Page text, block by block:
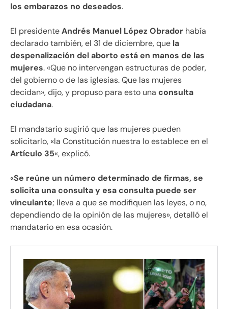
los embarazos no deseados.
El presidenteAndrés Manuel López Obrador había
declarado también, el 31 de diciembre, que la
despenalización del aborto está en manos de las
mujeres. «Que no intervengan estructuras de poder,
del gobierno o de las iglesias. Que las mujeres
decidan», dijo, y propuso para esto una consulta
ciudadana.
El mandatario sugirió que las mujeres pueden
solicitarlo, «la Constitución nuestra lo establece en el
Artículo 35«, explicó.
«Se reúne un número determinado de firmas, se
solicita una consulta y esa consulta puede ser
vinculante; lleva a que se modifiquen las leyes, o no,
dependiendo de la opinión de las mujeres», detalló el
mandatario en esa ocasión.